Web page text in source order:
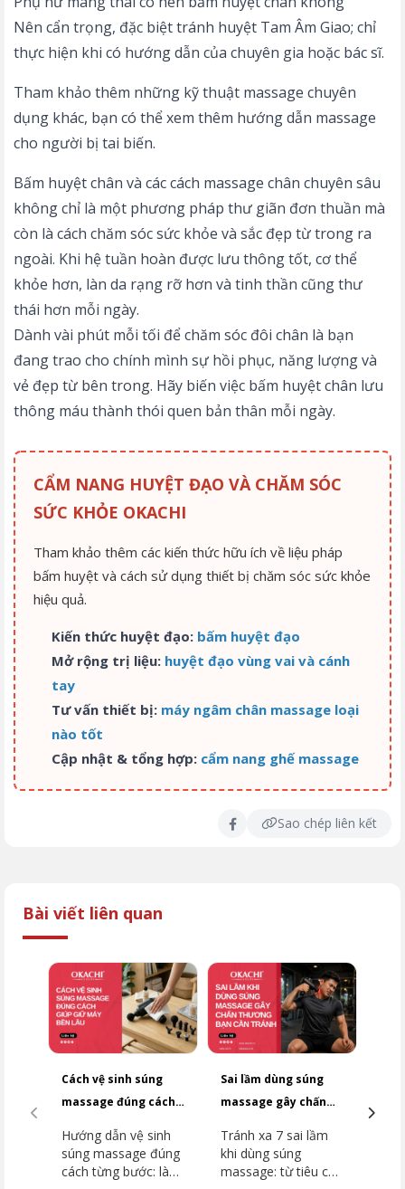
Nên cẩn trọng, đặc biệt tránh huyệt Tam Âm Giao; chỉ
thực hiện khi có hướng dẫn của chuyên gia hoặc bác sĩ.
Tham khảo thêm những kỹ thuật massage chuyên
dụng khác, bạn có thể xem thêm hướng dẫn massage
cho người bị tai biến.
Bấm huyệt chân và cáccách massage chân chuyên sâu
không chỉ là một phương pháp thư giãn đơn thuần mà
còn là cách chăm sóc sức khỏe và sắc đẹp từ trong ra
ngoài. Khi hệ tuần hoàn được lưu thông tốt, cơ thể
khỏe hơn, làn da rạng rỡ hơn và tinh thần cũng thư
thái hơn mỗi ngày.
Dành vài phút mỗi tối để chăm sóc đôi chân là bạn
đang trao cho chính mình sự hồi phục, năng lượng và
vẻ đẹp từ bên trong. Hãy biến việc bấm huyệt chân lưu
thông máu thành thói quen bản thân mỗi ngày.
CẨM NANG HUYỆT ĐẠO VÀ CHĂM SÓC
SỨC KHỎE OKACHI
Tham khảo thêm các kiến thức hữu ích về liệu pháp
bấm huyệt và cách sử dụng thiết bị chăm sóc sức khỏe
hiệu quả.
Kiến thức huyệt đạo: bấm huyệt đạo
Mở rộng trị liệu: huyệt đạo vùng vai và cánh
tay
Tư vấn thiết bị: máy ngâm chân massage loại
nào tốt
Cập nhật & tổng hợp: cẩm nang ghế massage
Sao chép liên kết
Bài viết liên quan
Cách vệ sinh súng
massage đúng cách
Hướng dẫn vệ sinh
súng massage đúng
cách từng bước: làm
Sai lầm dùng súng
massage gây chấn
tránh
Tránh xa 7 sai lầm
khi dùng súng
massage: từ tiêu cơ